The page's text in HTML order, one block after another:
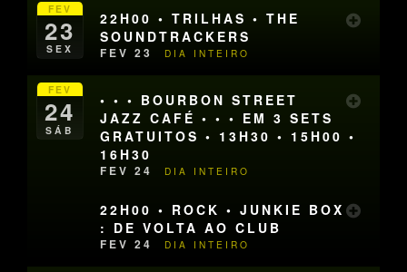
FEV
23
SEX
22H00 • TRILHAS • THE
SOUNDTRACKERS
FEV 23 DIA INTEIRO
FEV
24
SÁB
• • • BOURBON STREET
JAZZ CAFÉ • • • EM 3 SETS
GRATUITOS • 13H30 • 15H00 •
16H30
FEV 24 DIA INTEIRO
22H00 • ROCK • JUNKIE BOX
: DE VOLTA AO CLUB
FEV 24 DIA INTEIRO